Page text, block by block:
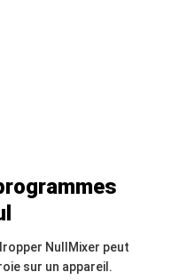
NullMixer peut
sur un appareil.